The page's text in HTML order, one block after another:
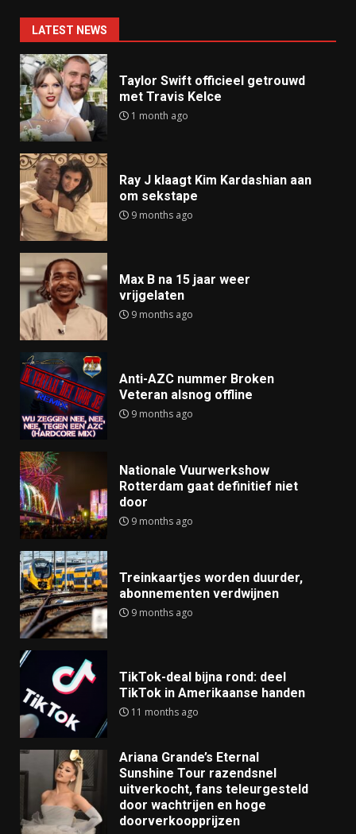
LATEST NEWS
Taylor Swift officieel getrouwd
met Travis Kelce
1 month ago
Ray J klaagt Kim Kardashian aan
om sekstape
9 months ago
Max B na 15 jaar weer
vrijgelaten
9 months ago
Anti-AZC nummer Broken
Veteran alsnog offline
9 months ago
Nationale Vuurwerkshow
Rotterdam gaat definitief niet
door
9 months ago
Treinkaartjes worden duurder,
abonnementen verdwijnen
9 months ago
TikTok-deal bijna rond: deel
TikTok in Amerikaanse handen
11 months ago
Ariana Grande’s Eternal
Sunshine Tour razendsnel
uitverkocht, fans teleurgesteld
door wachtrijen en hoge
doorverkoopprijzen